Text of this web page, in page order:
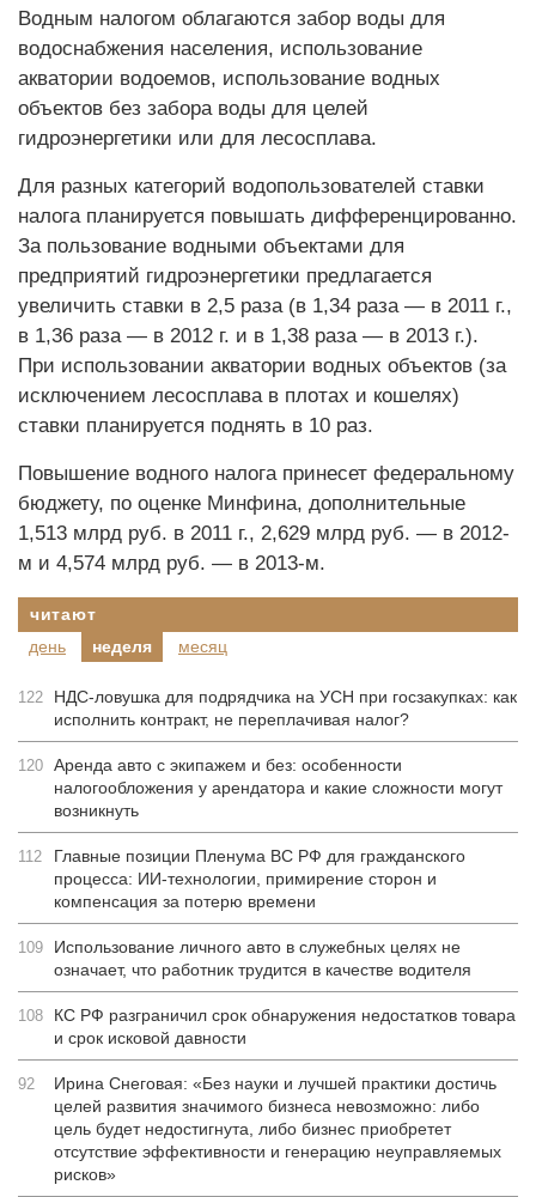
Водным налогом облагаются забор воды для
водоснабжения населения, использование
акватории водоемов, использование водных
объектов без забора воды для целей
гидроэнергетики или для лесосплава.
Для разных категорий водопользователей ставки
налога планируется повышать дифференцированно.
За пользование водными объектами для
предприятий гидроэнергетики предлагается
увеличить ставки в 2,5 раза (в 1,34 раза — в 2011 г.,
в 1,36 раза — в 2012 г. и в 1,38 раза — в 2013 г.).
При использовании акватории водных объектов (за
исключением лесосплава в плотах и кошелях)
ставки планируется поднять в 10 раз.
Повышение водного налога принесет федеральному
бюджету, по оценке Минфина, дополнительные
1,513 млрд руб. в 2011 г., 2,629 млрд руб. — в 2012-
м и 4,574 млрд руб. — в 2013-м.
читают
день
неделя месяц
122
НДС-ловушка для подрядчика на УСН при госзакупках: как
исполнить контракт, не переплачивая налог?
120 Аренда авто с экипажем и без: особенности
налогообложения у арендатора и какие сложности могут
возникнуть
112
Главные позиции Пленума ВС РФ для гражданского
процесса: ИИ-технологии, примирение сторон и
компенсация за потерю времени
109
Использование личного авто в служебных целях не
означает, что работник трудится в качестве водителя
108
КС РФ разграничил срок обнаружения недостатков товара
и срок исковой давности
92
Ирина Снеговая: «Без науки и лучшей практики достичь
целей развития значимого бизнеса невозможно: либо
цель будет недостигнута, либо бизнес приобретет
отсутствие эффективности и генерацию неуправляемых
рисков»